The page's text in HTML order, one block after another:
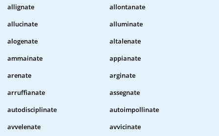
allignate
allontanate
allucinate
alluminate
alogenate
altalenate
ammainate
appianate
arenate
arginate
arruffianate
assegnate
autodisciplinate
autoimpollinate
avvelenate
avvicinate